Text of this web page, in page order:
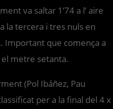
va saltar 1’74 a l’ aire
la tercera i tres nuls en
Important que comença a
metre setanta.
(Pol Ibáñez, Pau
per a la final del 4 x